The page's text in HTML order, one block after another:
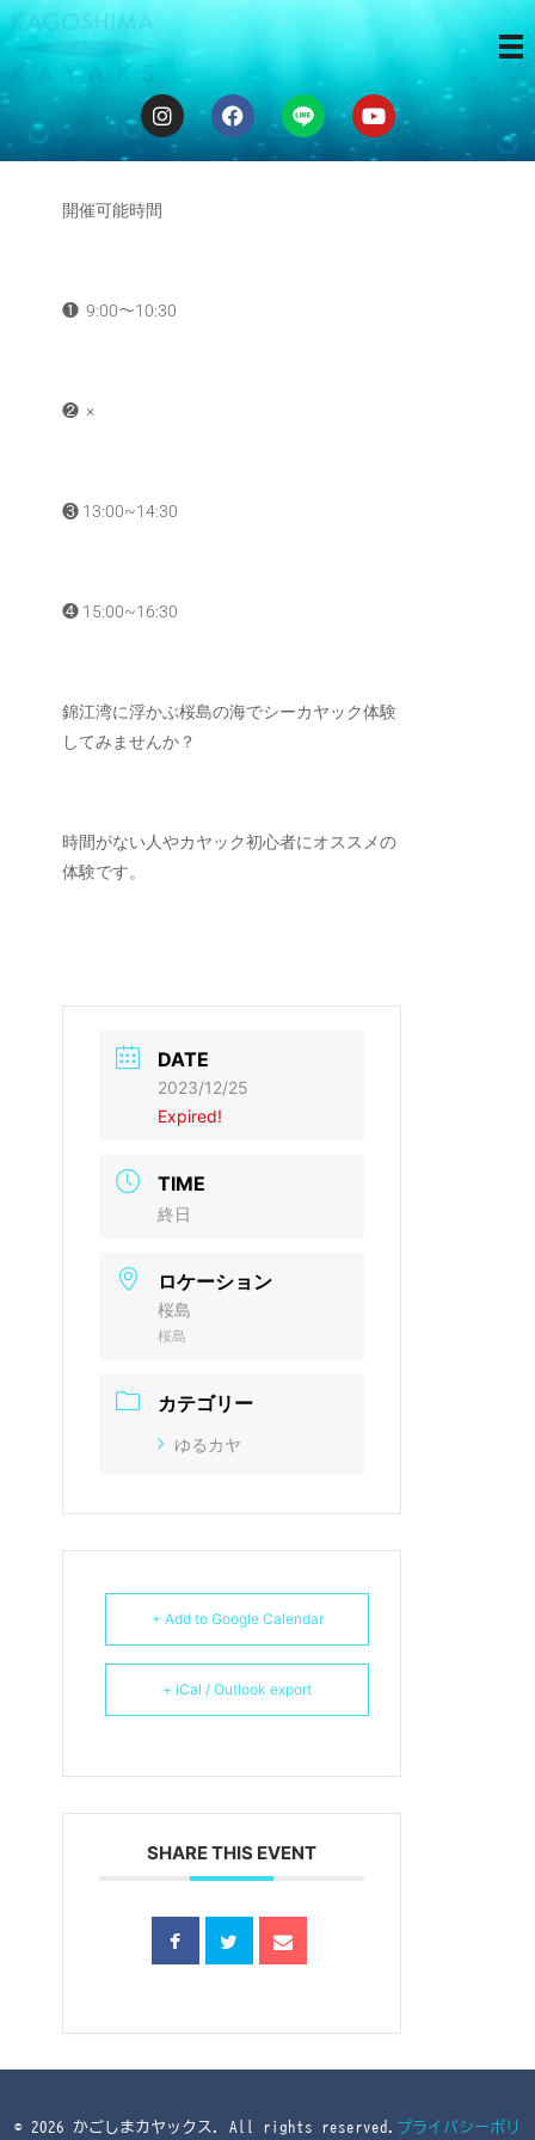
ゆるカヤ体験
❶ ❸❹
開催可能時間
❶ 9:00〜10:30
❷ ×
❸ 13:00~14:30
❹ 15:00~16:30
錦江湾に浮かぶ桜島の海でシーカヤック体験
してみませんか？
時間がない人やカヤック初心者にオススメの
体験です。
DATE
2023/12/25
Expired!
TIME
終日
ロケーション
桜島
桜島
カテゴリー
ゆるカヤ
+ Add to Google Calendar
+ iCal / Outlook export
SHARE THIS EVENT
© 2026 かごしまカヤックス. All rights reserved. プライバシーポリ